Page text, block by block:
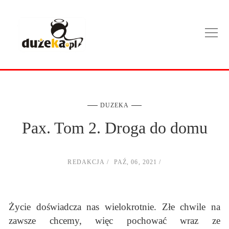
DUZEKA
Pax. Tom 2. Droga do domu
REDAKCJA PAŹ, 06, 2021
Życie doświadcza nas wielokrotnie. Złe chwile na
zawsze chcemy, więc pochować wraz ze